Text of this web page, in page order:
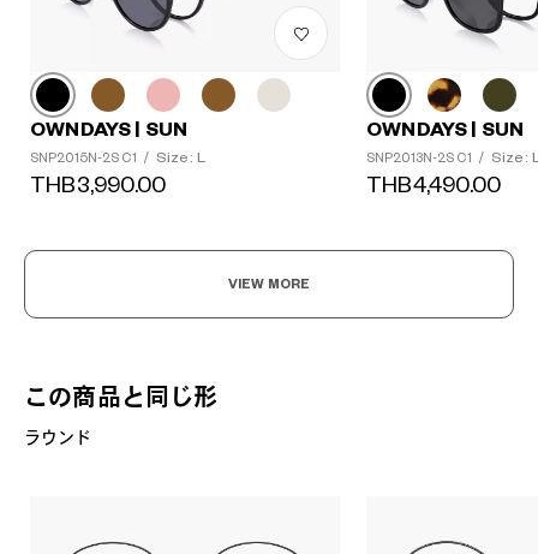
OWNDAYS | SUN
SNP2015N-2S C1 / Size: L
THB3,990.00
OWNDAYS | SUN
SNP2013N-2S C1 / Size:
THB4,490.00
VIEW MORE
この商品と同じ形
ラウンド